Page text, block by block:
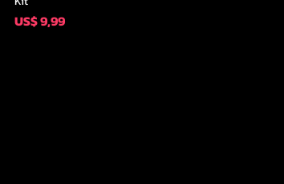
Prijs
US$ 9,99